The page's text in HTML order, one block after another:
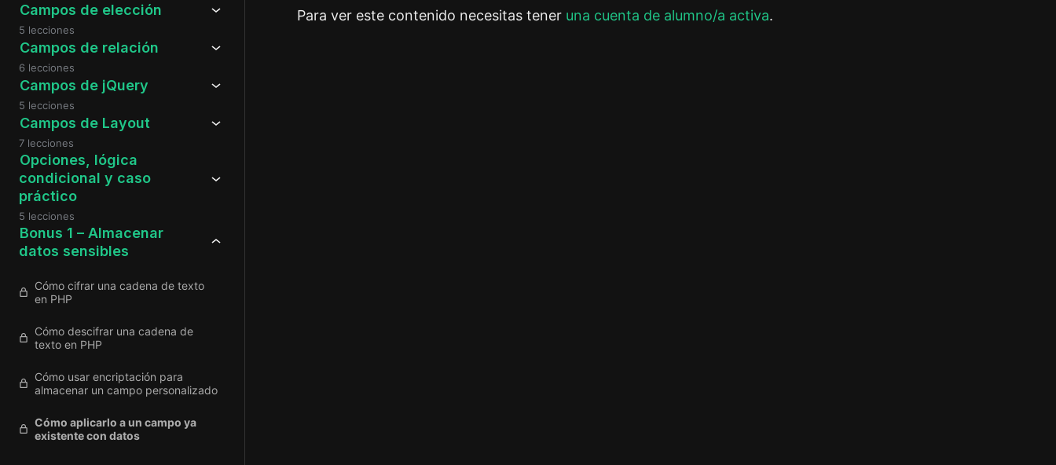
Campos de elección
5 lecciones
Campos de relación
6 lecciones
Campos de jQuery
5 lecciones
Campos de Layout
7 lecciones
Opciones, lógica
condicional y caso
práctico
5 lecciones
Bonus 1 – Almacenar
datos sensibles
Cómo cifrar una cadena de texto
en PHP
Cómo descifrar una cadena de
texto en PHP
Cómo usar encriptación para
almacenar un campo personalizado
Cómo aplicarlo a un campo ya
existente con datos
Para ver este contenido necesitas tener una cuenta de alumno/a activa.